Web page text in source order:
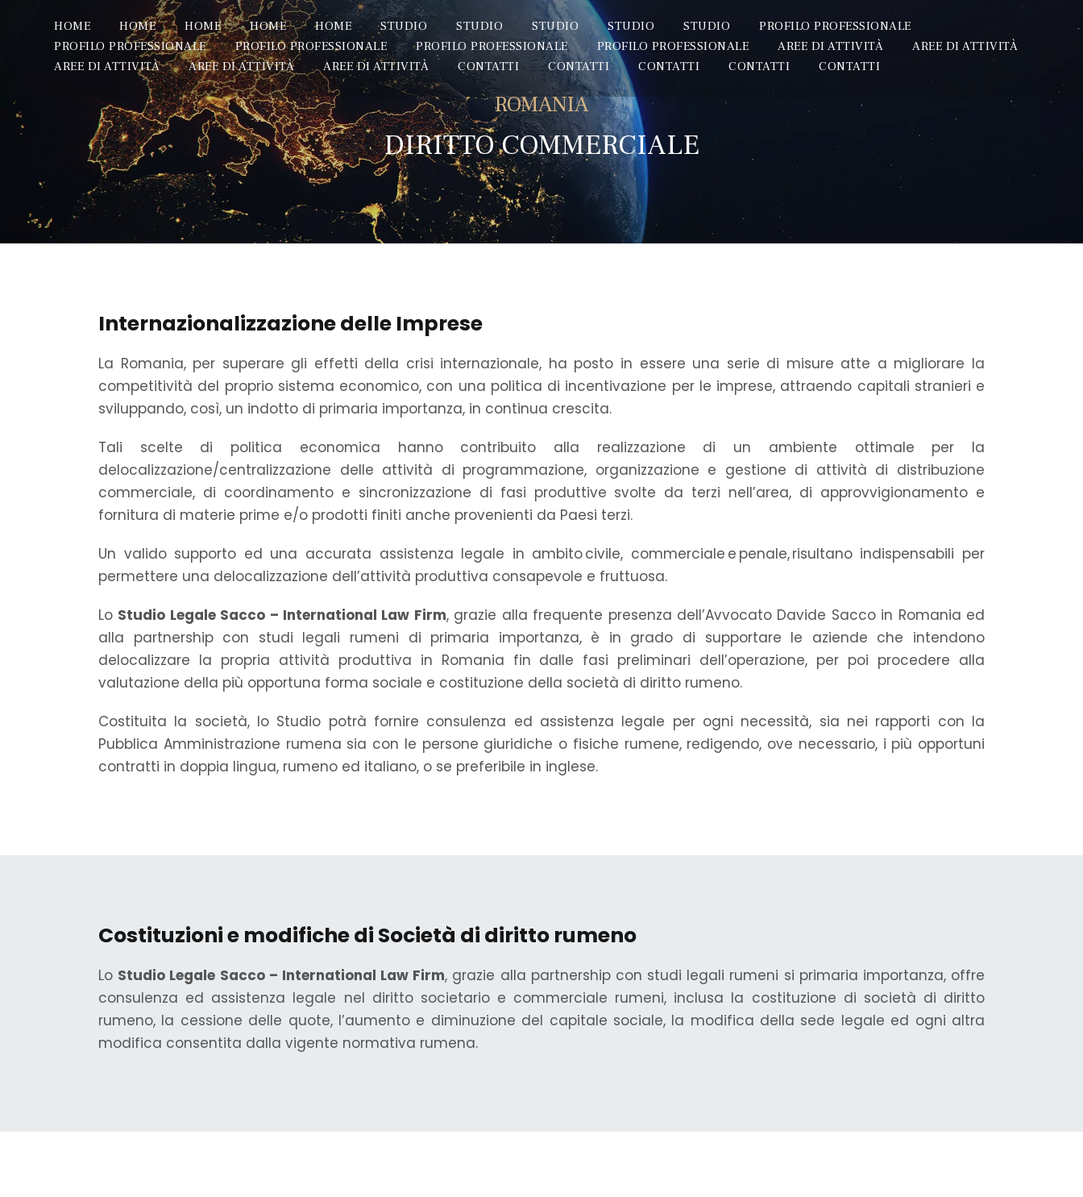
HOME HOME HOME HOME HOME STUDIO STUDIO STUDIO STUDIO STUDIO
PROFILO PROFESSIONALE
PROFILO PROFESSIONALE
PROFILO PROFESSIONALE PROFILO PROFESSIONALE PROFILO PROFESSIONALE AREE DI ATTIVITÀ
AREE DI ATTIVITÀ
AREE DI ATTIVITÀ
AREE DI ATTIVITÀ AREE DI ATTIVITÀ CONTATTI CONTATTI CONTATTI CONTATTI CONTATTI
ROMANIA
DIRITTO COMMERCIALE
Internazionalizzazione delle Imprese
La Romania, per superare gli effetti della crisi internazionale, ha posto in essere una serie di misure atte a migliorare la
competitività del proprio sistema economico, con una politica di incentivazione per le imprese, attraendo capitali stranieri e
sviluppando, così, un indotto di primaria importanza, in continua crescita.
Tali scelte di politica economica hanno contribuito alla realizzazione di un ambiente ottimale per la
delocalizzazione/centralizzazione delle attività di programmazione, organizzazione e gestione di attività di distribuzione
commerciale, di coordinamento e sincronizzazione di fasi produttive svolte da terzi nell’area, di approvvigionamento e
fornitura di materie prime e/o prodotti finiti anche provenienti da Paesi terzi.
Un valido supporto ed una accurata assistenza legale in ambito civile, commerciale e penale, risultano indispensabili per
permettere una delocalizzazione dell’attività produttiva consapevole e fruttuosa.
Lo Studio Legale Sacco – International Law Firm, grazie alla frequente presenza dell’Avvocato Davide Sacco in Romania ed
alla partnership con studi legali rumeni di primaria importanza, è in grado di supportare le aziende che intendono
delocalizzare la propria attività produttiva in Romania fin dalle fasi preliminari dell’operazione, per poi procedere alla
valutazione della più opportuna forma sociale e costituzione della società di diritto rumeno.
Costituita la società, lo Studio potrà fornire consulenza ed assistenza legale per ogni necessità, sia nei rapporti con la
Pubblica Amministrazione rumena sia con le persone giuridiche o fisiche rumene, redigendo, ove necessario, i più opportuni
contratti in doppia lingua, rumeno ed italiano, o se preferibile in inglese.
Costituzioni e modifiche di Società di diritto rumeno
Lo Studio Legale Sacco – International Law Firm, grazie alla partnership con studi legali rumeni si primaria importanza, offre
consulenza ed assistenza legale nel diritto societario e commerciale rumeni, inclusa la costituzione di società di diritto
rumeno, la cessione delle quote, l’aumento e diminuzione del capitale sociale, la modifica della sede legale ed ogni altra
modifica consentita dalla vigente normativa rumena.